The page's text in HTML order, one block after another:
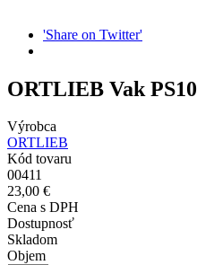
'Share on Twitter'
ORTLIEB Vak PS10
Výrobca
ORTLIEB
Kód tovaru
00411
23,00 €
Cena s DPH
Dostupnosť
Skladom
Objem